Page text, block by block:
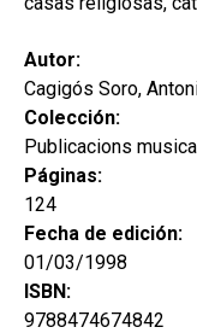
Autor:
Cagigós Soro,
Colección:
Publicacions
Páginas:
124
Fecha de edición:
01/03/1998
ISBN:
9788474674842